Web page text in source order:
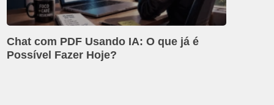
Chat com PDF Usando IA: O que já é
Possível Fazer Hoje?